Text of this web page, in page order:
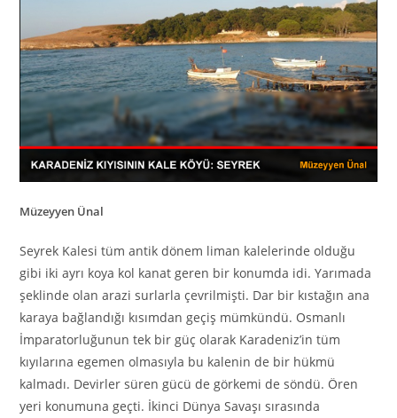
Müzeyyen Ünal
Seyrek Kalesi tüm antik dönem liman kalelerinde olduğu
gibi iki ayrı koya kol kanat geren bir konumda idi. Yarımada
şeklinde olan arazi surlarla çevrilmişti. Dar bir kıstağın ana
karaya bağlandığı kısımdan geçiş mümkündü. Osmanlı
İmparatorluğunun tek bir güç olarak Karadeniz’in tüm
kıyılarına egemen olmasıyla bu kalenin de bir hükmü
kalmadı. Devirler süren gücü de görkemi de söndü. Ören
yeri konumuna geçti. İkinci Dünya Savaşı sırasında